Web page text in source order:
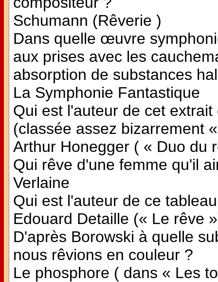
Schumann (Rêverie )
Dans quelle œuvre
aux prises avec les
absorption de substances
La Symphonie Fantastique
Qui est l'auteur de cet
(classée assez bizarrement
Arthur Honegger ( « Duo du
Qui rêve d'une femme qu'il
Verlaine
Qui est l'auteur de ce
Edouard Detaille (« Le rêve
D'après Borowski à quelle
nous rêvions en couleur ?
Le phosphore ( dans « Les